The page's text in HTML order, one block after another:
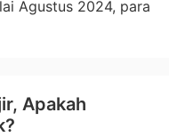
Agustus 2024, para
Apakah